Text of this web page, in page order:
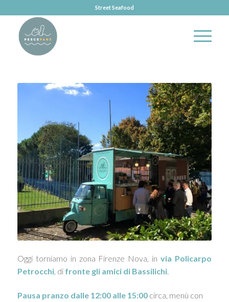
Street Seafood
Oggi torniamo in zona Firenze Nova, invia Policarpo
Petrocchi, di fronte gli amici di Bassilichi.
Pausa pranzo dalle 12:00 alle 15:00circa, menù con